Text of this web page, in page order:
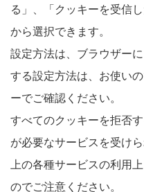
る」、「クッキーを受信
から選択できます。
設定方法は、ブラウザー
する設定方法は、お使い
ーでご確認ください。
すべてのクッキーを拒否
が必要なサービスを受け
上の各種サービスの利用
のでご注意ください。